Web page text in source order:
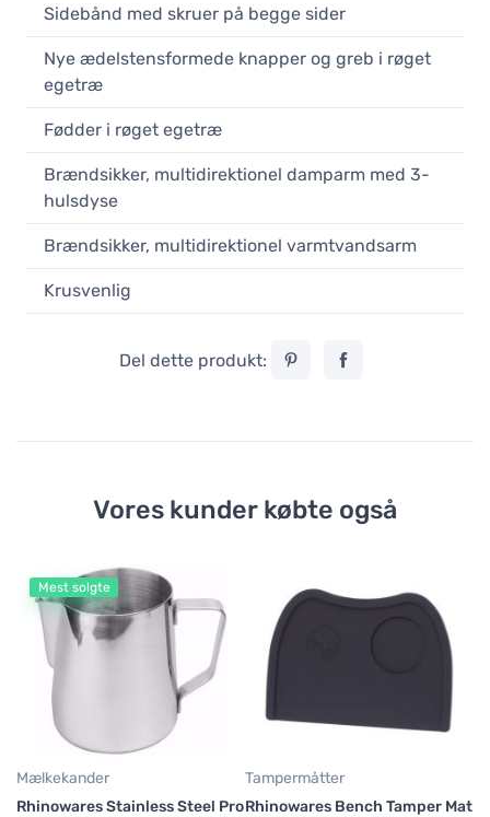
Sidebånd med skruer på begge sider
Nye ædelstensformede knapper og greb i røget
egetræ
Fødder i røget egetræ
Brændsikker, multidirektionel damparm med 3-
hulsdyse
Brændsikker, multidirektionel varmtvandsarm
Krusvenlig
Del dette produkt:
Vores kunder købte også
Mest solgte
Mælkekander
Rhinowares Stainless Steel Pro
Tampermåtter
Rhinowares Bench Tamper Mat